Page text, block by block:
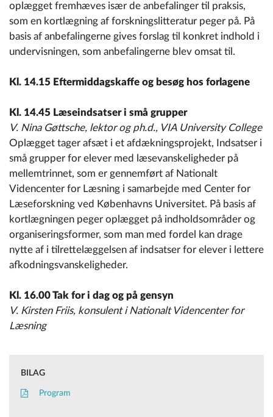
oplægget fremhæves især de anbefalinger til praksis,
som en kortlægning af forskningslitteratur peger på. På
basis af anbefalingerne gives forslag til konkret indhold i
undervisningen, som anbefalingerne blev omsat til.
Kl. 14.15 Eftermiddagskaffe og besøg hos forlagene
Kl. 14.45 Læseindsatser i små grupper
V. Nina Gøttsche, lektor og ph.d., VIA University College
Oplægget tager afsæt i et afdækningsprojekt, Indsatser i
små grupper for elever med læsevanskeligheder på
mellemtrinnet, som er gennemført af Nationalt
Videncenter for Læsning i samarbejde med Center for
Læseforskning ved Københavns Universitet. På basis af
kortlægningen peger oplægget på indholdsområder og
organiseringsformer, som man med fordel kan drage
nytte af i tilrettelæggelsen af indsatser for elever i lettere
afkodningsvanskeligheder.
Kl. 16.00 Tak for i dag og på gensyn
V. Kirsten Friis, konsulent i Nationalt Videncenter for
Læsning
BILAG
Program